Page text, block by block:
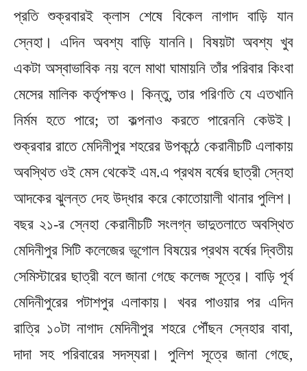
প্রতি শুক্রবারই ক্লাস শেষে বিকেল নাগাদ বাড়ি যান
স্নেহা। এদিন অবশ্য বাড়ি যাননি। বিষয়টা অবশ্য খুব
একটা অস্বাভাবিক নয় বলে মাথা ঘামায়নি তাঁর পরিবার কিংবা
মেসের মালিক কর্তৃপক্ষও। কিন্তু, তার পরিণতি যে এতখানি
নির্মম হতে পারে; তা কল্পনাও করতে পারেননি কেউই।
শুক্রবার রাতে মেদিনীপুর শহরের উপকন্ঠে কেরানীচটি এলাকায়
অবস্থিত ওই মেস থেকেই এম.এ প্রথম বর্ষের ছাত্রী স্নেহা
আদকের ঝুলন্ত দেহ উদ্ধার করে কোতোয়ালী থানার পুলিশ।
বছর ২১-র স্নেহা কেরানীচটি সংলগ্ন ভাদুতলাতে অবস্থিত
মেদিনীপুর সিটি কলেজের ভূগোল বিষয়ের প্রথম বর্ষের দ্বিতীয়
সেমিস্টারের ছাত্রী বলে জানা গেছে কলেজ সূত্রে। বাড়ি পূর্ব
মেদিনীপুরের পটাশপুর এলাকায়। খবর পাওয়ার পর এদিন
রাত্রি ১০টা নাগাদ মেদিনীপুর শহরে পৌঁছন স্নেহার বাবা,
দাদা সহ পরিবারের সদস্যরা। পুলিশ সূত্রে জানা গেছে,